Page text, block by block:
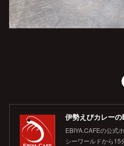
EBIYA.CAFEの公式
シーワールドから15